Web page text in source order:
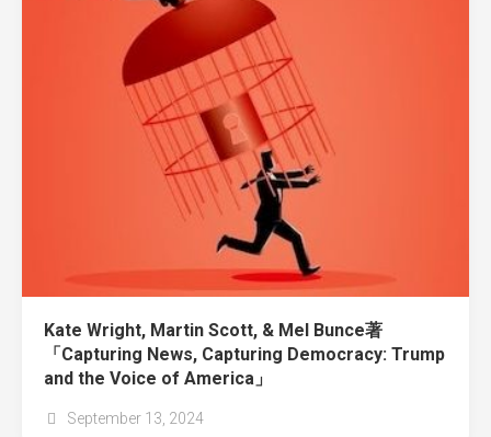
Kate Wright, Martin Scott, & Mel Bunce著
「Capturing News, Capturing Democracy: Trump
and the Voice of America」
September 13, 2024